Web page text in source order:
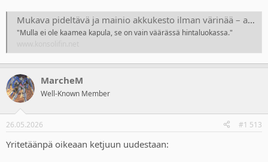
Mukava pideltävä ja mainio akkukesto ilman värinää – arvostelussa Turtle Beachin Rematch Wireless Super Mario Jump -ohjain
"Mulla ei ole kaamea kapula, se on vain väärässä hintaluokassa."
MarcheM
Well-Known Member
26.05.2026 #1 513
Yritetäänpä oikeaan ketjuun uudestaan: